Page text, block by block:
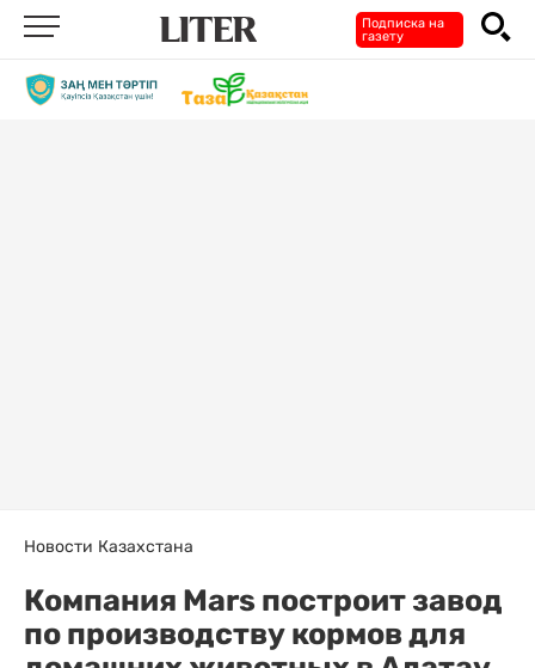
Подписка на
газету
Новости Казахстана
Компания Mars построит завод
по производству кормов для